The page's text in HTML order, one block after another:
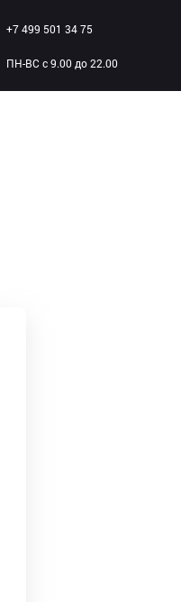
+7 499 501 34 75
ПН-ВC c 9.00 до 22.00